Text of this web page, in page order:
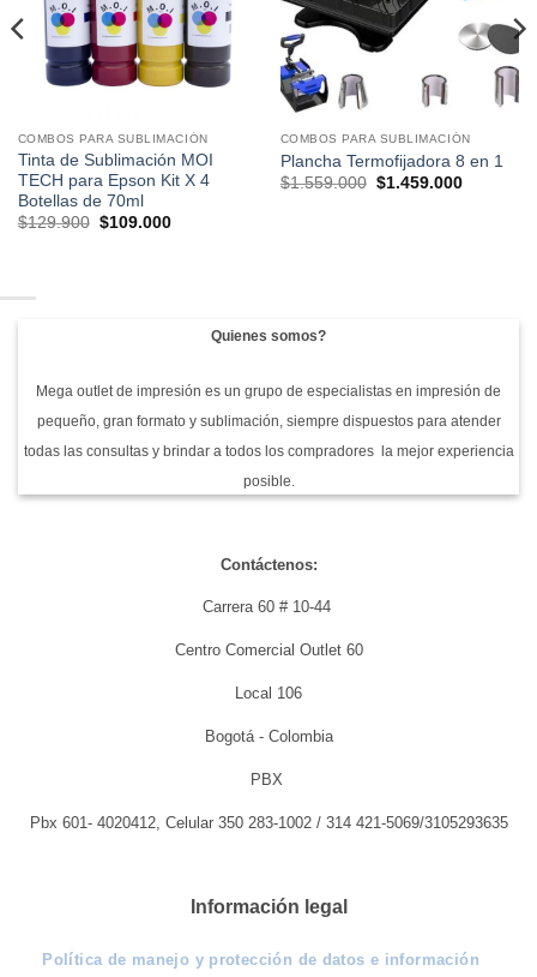
COMBOS PARA SUBLIMACIÓN
Tinta de Sublimación MOI
TECH para Epson Kit X 4
Botellas de 70ml
$129.900 El
$109.000El
COMBOS PARA SUBLIMACIÓN
Plancha Termofijadora 8 en 1
$1.559.000 El
$1.459.000El
Quienes somos?
Mega outlet de impresión es un grupo de especialistas en impresión de
pequeño, gran formato y sublimación, siempre dispuestos para atender
todas las consultas y brindar a todos los compradores la mejor experiencia
posible.
Contáctenos:
Carrera 60 # 10-44
Centro Comercial Outlet 60
Local 106
Bogotá - Colombia
PBX
Pbx 601- 4020412, Celular 350 283-1002 / 314 421-5069/3105293635
Información legal
Política de manejo y protección de datos e información